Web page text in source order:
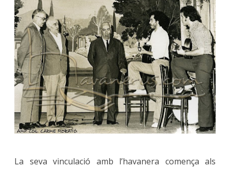
La seva vinculació amb l’havanera comença als